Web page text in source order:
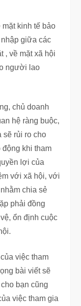
kinh tế bảo
giữa các
, về mặt xã hội
người lao
chủ doanh
hệ ràng buộc,
sẽ rủi ro cho
khi tham
lợi của
với xã hội, với
chia sẻ
phải đồng
ổn định cuộc
việc tham
bài viết sẽ
bạn cũng
việc tham gia